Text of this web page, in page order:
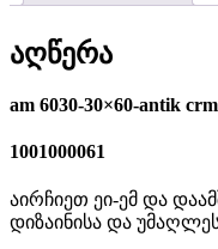
აღწერა
am 6030-30×60-antik
1001000061
აირჩიეთ ეი-ემ და
დიზაინისა და